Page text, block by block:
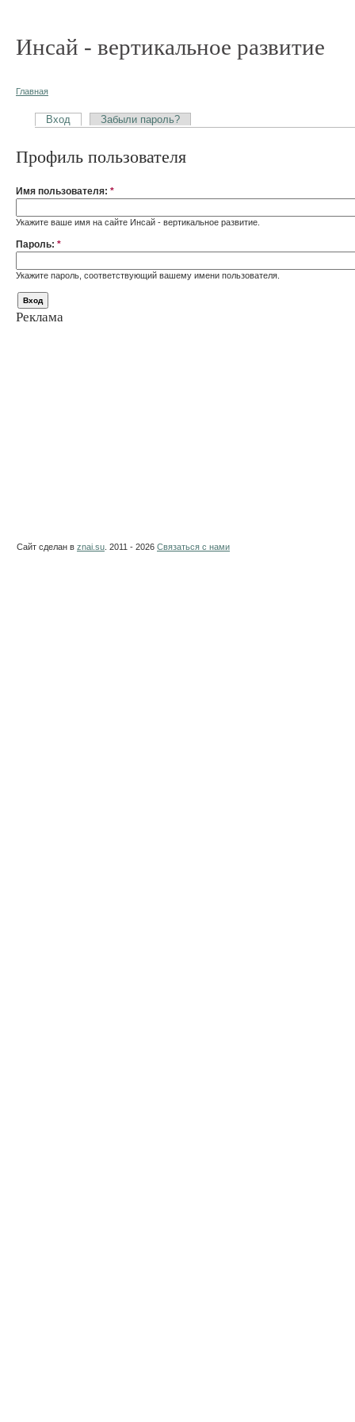
Инсай - вертикальное развитие
Главная
Вход Забыли пароль?
Профиль пользователя
Имя пользователя: *
Укажите ваше имя на сайте Инсай - вертикальное развитие.
Пароль: *
Укажите пароль, соответствующий вашему имени пользователя.
Реклама
Сайт сделан в znai.su . 2011 - 2026 Связаться с нами